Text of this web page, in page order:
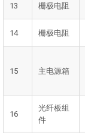
13 栅极电阻
14 栅极电阻
15 主电源箱
16
光纤板组
件